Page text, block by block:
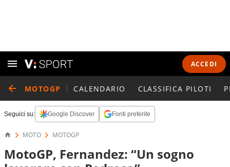
ACCEDI
MOTOGP CALENDARIO CLASSIFICA PILOTI
Seguici su: Google Discover Fonti preferite
MOTO MOTOGP
MotoGP, Fernandez: “Un sogno